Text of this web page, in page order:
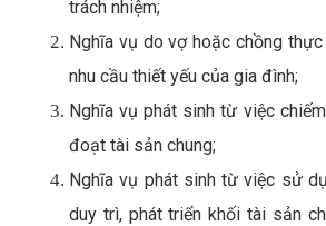
trách nhiệm;
Nghĩa vụ do vợ hoặc chồng
nhu cầu thiết yếu của gia đình;
Nghĩa vụ phát sinh từ việc
đoạt tài sản chung;
Nghĩa vụ phát sinh từ việc sử
duy trì, phát triển khối tài sản